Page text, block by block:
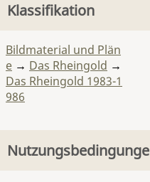
Klassifikation
Bildmaterial und Plän
e → Das Rheingold →
Das Rheingold 1983-1
986